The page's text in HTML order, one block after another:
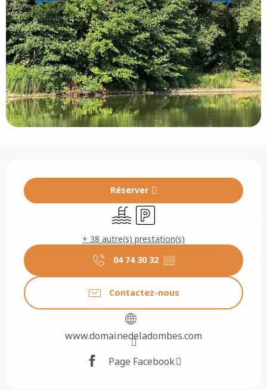
Réserver
PiscineParking
+ 38 autre(s) prestation(s)
04 74 30 32 ▒▒
Contactez-nous
www.domainedeladombes.com
Page Facebook